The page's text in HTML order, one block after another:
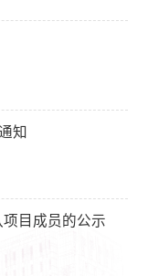
知
目成员的公示